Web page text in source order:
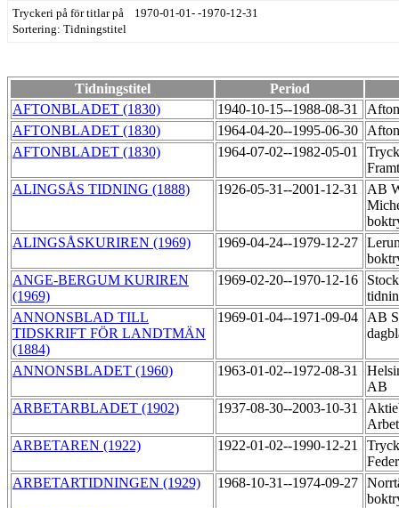
Tryckeri på för titlar på 1970-01-01- -1970-12-31
Sortering: Tidningstitel
Tidningstitel
Period
AFTONBLADET (1830)
1940-10-15--1988-08-31
AFTONBLADET (1830)
1964-04-20--1995-06-30
AFTONBLADET (1830)
1964-07-02--1982-05-01
ALINGSÅS TIDNING (1888)
1926-05-31--2001-12-31
AB
ALINGSÅSKURIREN (1969)
1969-04-24--1979-12-27
ANGE-BERGUM KURIREN
(1969)
1969-02-20--1970-12-16
ANNONSBLAD TILL
TIDSKRIFT FÖR LANDTMÄN
(1884)
1969-01-04--1971-09-04
AB
ANNONSBLADET (1960) 1963-01-02--1972-08-31
AB
ARBETARBLADET (1902)
1937-08-30--2003-10-31
ARBETAREN (1922)
1922-01-02--1990-12-21
ARBETARTIDNINGEN (1929)
1968-10-31--1974-09-27